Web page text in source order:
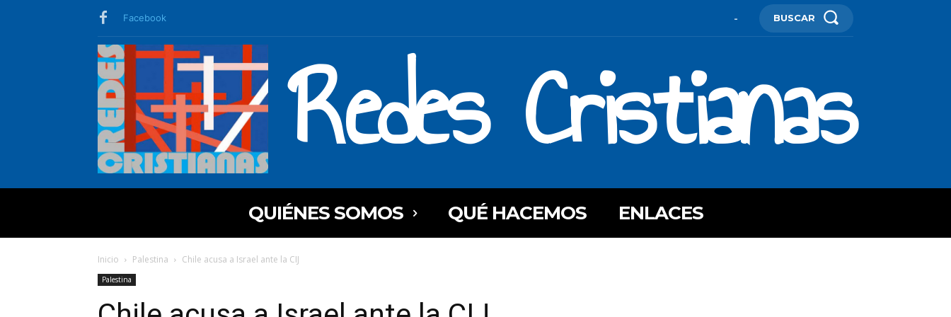
Facebook - BUSCAR
Redes Cristianas
QUIÉNES SOMOS QUÉ HACEMOS ENLACES
Inicio Palestina Chile acusa a Israel ante la CIJ
Palestina